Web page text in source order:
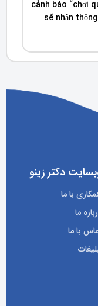
cảnh báo “chơi
sẽ nhận
دکتر زینو
با ما
ما
با ما